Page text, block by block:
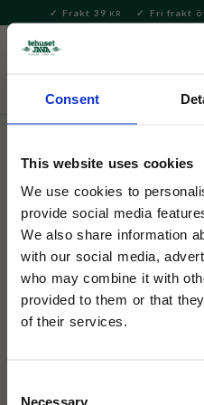
Consent
This website uses cookies
We use cookies to
provide social media
We also share information
with our social media,
who may combine it with
provided to them or that
of their services.
Necessary
Meny
Frakt 39 KR Fri frakt
Nyheter
Selected by Tehuset Java
Japansk Skål
En stor skål i Japansk design
Perfekt för ramen, soppa eller